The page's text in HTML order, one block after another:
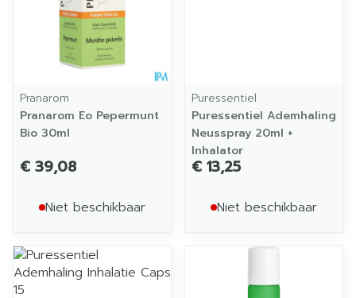
Pranarom
Pranarom Eo Pepermunt
Bio 30ml
€ 39,08
Niet beschikbaar
Puressentiel
Puressentiel Ademhaling
Neusspray 20ml +
Inhalator
€ 13,25
Niet beschikbaar